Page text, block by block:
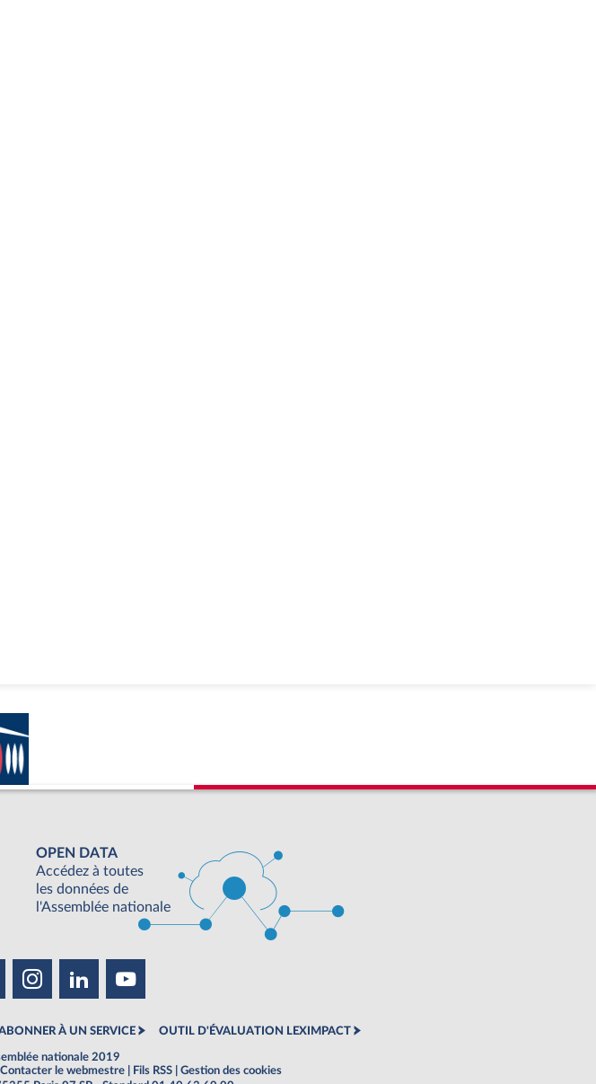
OPEN DATA
Accédez à toutes
les données de
l'Assemblée nationale
À UN SERVICE OUTIL D'ÉVALUATION LEXIMPACT
nationale 2019
Contacter le webmestre Fils RSS
Gestion des cookies